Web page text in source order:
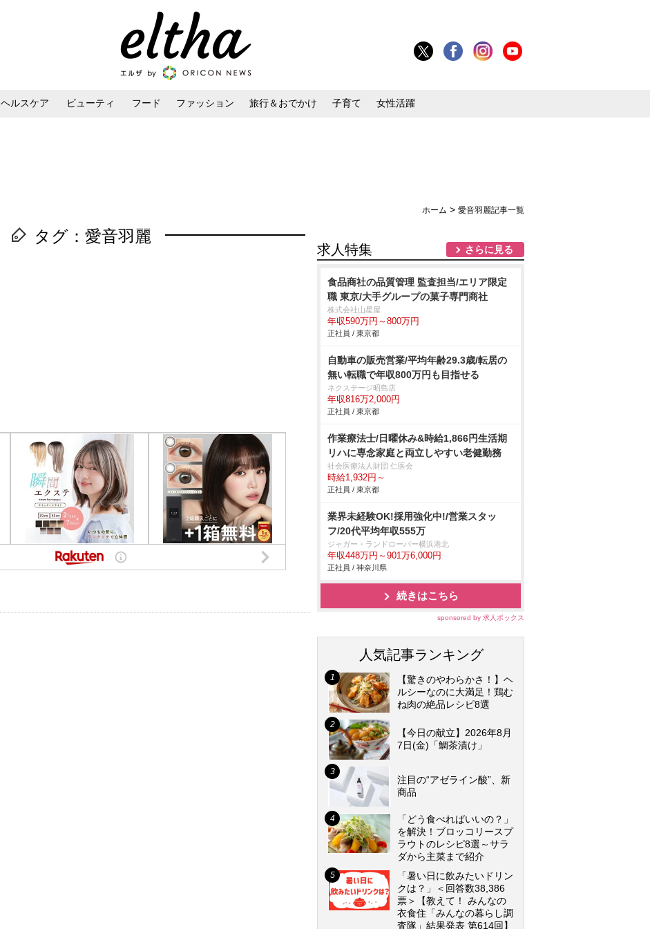
ヘルスケア ビューティ フード ファッション 旅行＆おでかけ 子育て 女性活躍
ホーム > 愛音羽麗記事一覧
タグ：愛音羽麗
求人特集 さらに見る
食品商社の品質管理 監査担当/エリア限定
職 東京/大手グループの菓子専門商社
株式会社山星屋
年収590万円～800万円
正社員 / 東京都
自動車の販売営業/平均年齢29.3歳/転居の
無い転職で年収800万円も目指せる
ネクステージ昭島店
年収816万2,000円
正社員 / 東京都
作業療法士/日曜休み&時給1,866円生活期
リハに専念家庭と両立しやすい老健勤務
社会医療法人財団 仁医会
時給1,932円～
正社員 / 東京都
業界未経験OK!採用強化中!/営業スタッ
フ/20代平均年収555万
ジャガー・ランドローバー横浜港北
年収448万円～901万6,000円
正社員 / 神奈川県
続きはこちら
sponsored by 求人ボックス
人気記事ランキング
【驚きのやわらかさ！】ヘ
ルシーなのに大満足！鶏む
ね肉の絶品レシピ8選
【今日の献立】2026年8月
7日(金)「鯛茶漬け」
注目の“アゼライン酸”、新
商品
「どう食べればいいの？」
を解決！ブロッコリースプ
ラウトのレシピ8選～サラ
ダから主菜まで紹介
「暑い日に飲みたいドリン
クは？」＜回答数38,386
票＞【教えて！ みんなの
衣食住「みんなの暮らし調
査隊」結果発表 第614回】